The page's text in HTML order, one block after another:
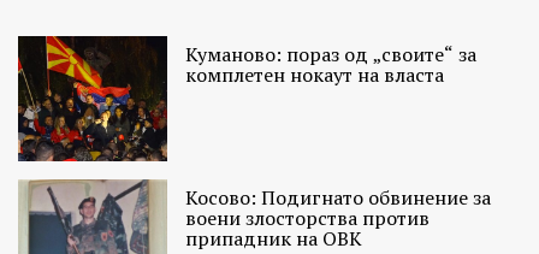
Куманово: пораз од „своите“ за
комплетен нокаут на власта
Косово: Подигнато обвинение за
воени злосторства против
припадник на ОВК